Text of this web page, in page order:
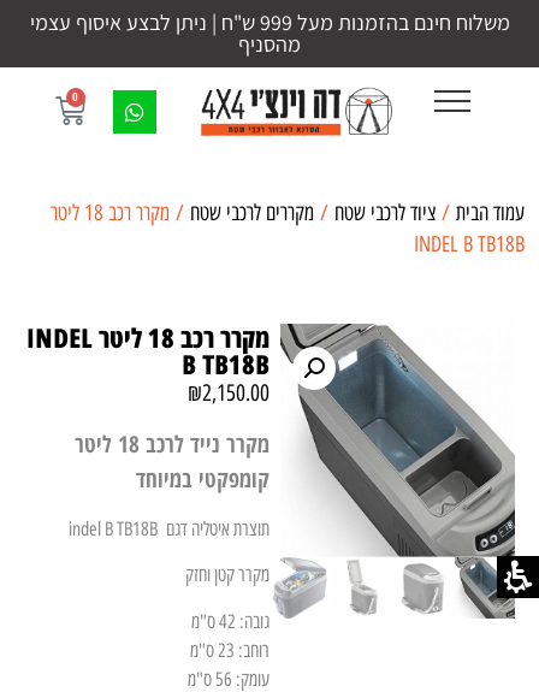
משלוח חינם בהזמנות מעל 999 ש"ח | ניתן לבצע איסוף עצמי
מהסניף
0
עמוד הבית / ציוד לרכבי שטח / מקררים לרכבי שטח
/ מקרר רכב 18 ליטר
INDEL B TB18B
מקרר רכב 18 ליטר INDEL
B TB18B
₪2,150.00
מקרר נייד לרכב 18 ליטר
קומפקטי במיוחד
תוצרת איטליה דגם indel B TB18B
מקרר קטן וחזק
גובה: 42 ס"מ
רוחב: 23 ס"מ
עומק: 56 ס"מ